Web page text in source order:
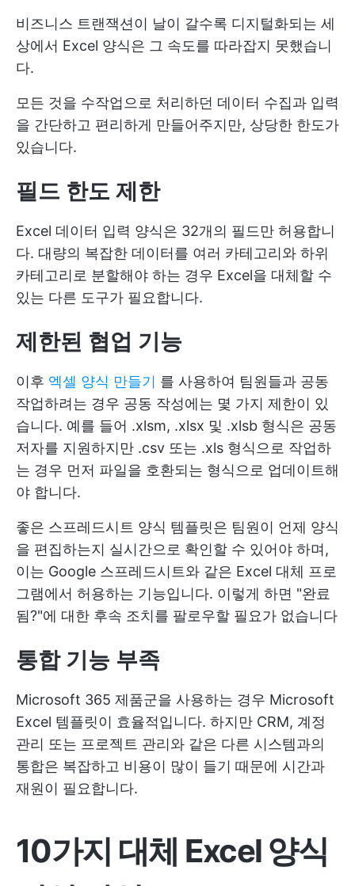
비즈니스 트랜잭션이 날이 갈수록 디지털화되는 세
상에서 Excel 양식은 그 속도를 따라잡지 못했습니
다.
모든 것을 수작업으로 처리하던 데이터 수집과 입력
을 간단하고 편리하게 만들어주지만, 상당한 한도가
있습니다.
필드 한도 제한
Excel 데이터 입력 양식은 32개의 필드만 허용합니
다. 대량의 복잡한 데이터를 여러 카테고리와 하위
카테고리로 분할해야 하는 경우 Excel을 대체할 수
있는 다른 도구가 필요합니다.
제한된 협업 기능
이후 엑셀 양식 만들기 를 사용하여 팀원들과 공동
작업하려는 경우 공동 작성에는 몇 가지 제한이 있
습니다. 예를 들어 .xlsm, .xlsx 및 .xlsb 형식은 공동
저자를 지원하지만 .csv 또는 .xls 형식으로 작업하
는 경우 먼저 파일을 호환되는 형식으로 업데이트해
야 합니다.
좋은 스프레드시트 양식 템플릿은 팀원이 언제 양식
을 편집하는지 실시간으로 확인할 수 있어야 하며,
이는 Google 스프레드시트와 같은 Excel 대체 프로
그램에서 허용하는 기능입니다. 이렇게 하면 "완료
됨?"에 대한 후속 조치를 팔로우할 필요가 없습니다
통합 기능 부족
Microsoft 365 제품군을 사용하는 경우 Microsoft
Excel 템플릿이 효율적입니다. 하지만 CRM, 계정
관리 또는 프로젝트 관리와 같은 다른 시스템과의
통합은 복잡하고 비용이 많이 들기 때문에 시간과
재원이 필요합니다.
10가지 대체 Excel 양식